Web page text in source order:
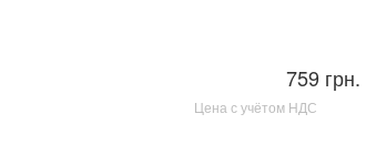
759 грн.
Цена с учётом НДС